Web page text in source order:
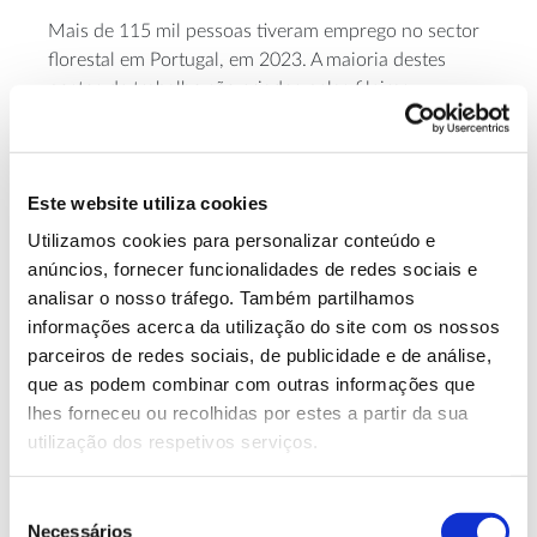
Este website utiliza cookies
Utilizamos cookies para personalizar conteúdo e
anúncios, fornecer funcionalidades de redes sociais e
analisar o nosso tráfego. Também partilhamos
informações acerca da utilização do site com os nossos
parceiros de redes sociais, de publicidade e de análise,
que as podem combinar com outras informações que
lhes forneceu ou recolhidas por estes a partir da sua
utilização dos respetivos serviços.
Necessários
Mais de 115 mil pessoas tiveram emprego no sector
florestal em Portugal, em 2023. A maioria destes
postos de trabalho são criados pelas fileiras
industriais da floresta e pela silvicultura. No total,
revitalizar as áreas rurais.